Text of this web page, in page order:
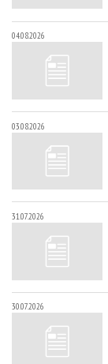
04.08.2026
03.08.2026
31.07.2026
30.07.2026